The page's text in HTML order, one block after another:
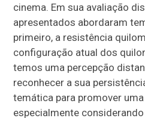
cinema. Em sua avaliação
apresentados abordaram
primeiro, a resistência
configuração atual dos
temos uma percepção
reconhecer a sua
temática para promover
especialmente